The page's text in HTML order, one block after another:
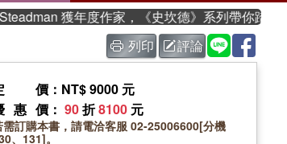
獲年度作家，《史坎德》系列帶你踏上熱血
列印 評論
價 ：NT$ 9000 元
惠價 ： 90折8100 元
需訂購本書，請電洽客服 02-25006600[分機
、131]。